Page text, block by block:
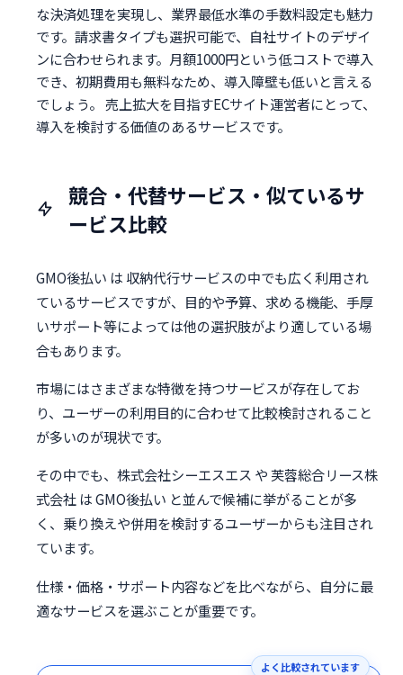
な決済処理を実現し、業界最低水準の手数料設定も魅力
です。請求書タイプも選択可能で、自社サイトのデザイ
ンに合わせられます。月額1000円という低コストで導入
でき、初期費用も無料なため、導入障壁も低いと言える
でしょう。 売上拡大を目指すECサイト運営者にとって、
導入を検討する価値のあるサービスです。
競合・代替サービス・似ているサ
ービス比較
GMO後払い は 収納代行サービスの中でも広く利用され
ているサービスですが、目的や予算、求める機能、手厚
いサポート等によっては他の選択肢がより適している場
合もあります。
市場にはさまざまな特徴を持つサービスが存在してお
り、ユーザーの利用目的に合わせて比較検討されること
が多いのが現状です。
その中でも、株式会社シーエスエス や 芙蓉総合リース株
式会社 は GMO後払い と並んで候補に挙がることが多
く、乗り換えや併用を検討するユーザーからも注目され
ています。
仕様・価格・サポート内容などを比べながら、自分に最
適なサービスを選ぶことが重要です。
よく比較されています